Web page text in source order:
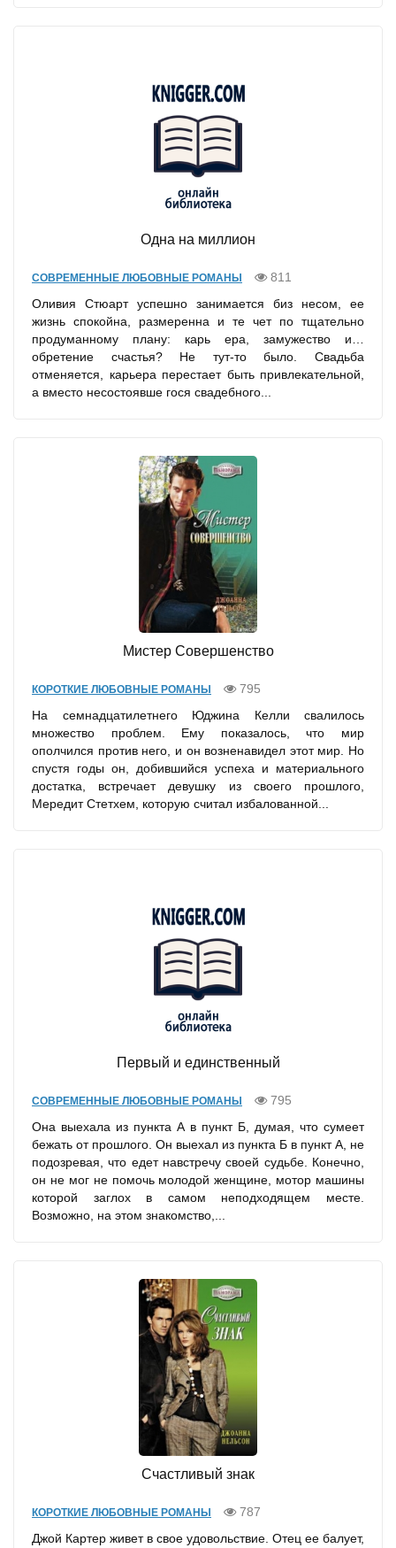
Одна на миллион
СОВРЕМЕННЫЕ ЛЮБОВНЫЕ РОМАНЫ
811
Оливия Стюарт успешно занимается биз несом, ее
жизнь спокойна, размеренна и те чет по тщательно
продуманному плану: карь ера, замужество и…
обретение счастья? Не тут-то было. Свадьба
отменяется, карьера перестает быть привлекательной,
а вместо несостоявше гося свадебного...
Мистер Совершенство
КОРОТКИЕ ЛЮБОВНЫЕ РОМАНЫ
795
На семнадцатилетнего Юджина Келли свалилось
множество проблем. Ему показалось, что мир
ополчился против него, и он возненавидел этот мир. Но
спустя годы он, добившийся успеха и материального
достатка, встречает девушку из своего прошлого,
Мередит Стетхем, которую считал избалованной...
Первый и единственный
СОВРЕМЕННЫЕ ЛЮБОВНЫЕ РОМАНЫ
795
Она выехала из пункта А в пункт Б, думая, что сумеет
бежать от прошлого. Он выехал из пункта Б в пункт А, не
подозревая, что едет навстречу своей судьбе. Конечно,
он не мог не помочь молодой женщине, мотор машины
которой заглох в самом неподходящем месте.
Возможно, на этом знакомство,...
Счастливый знак
КОРОТКИЕ ЛЮБОВНЫЕ РОМАНЫ
787
Джой Картер живет в свое удовольствие. Отец ее балует,